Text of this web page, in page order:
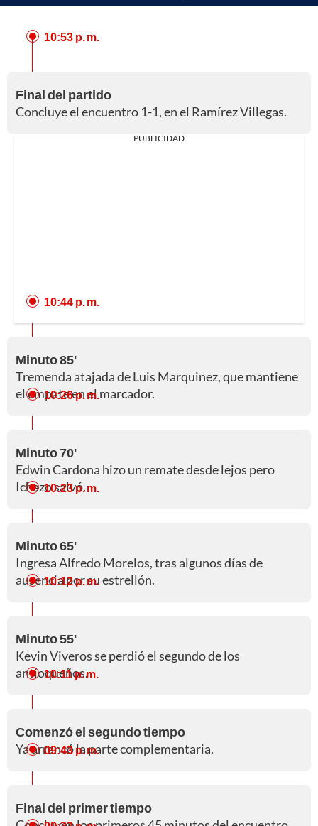
10:53 p. m.
Final del partido
Concluye el encuentro 1-1, en el Ramírez Villegas.
PUBLICIDAD
10:44 p. m.
Minuto 85'
Tremenda atajada de Luis Marquinez, que mantiene
el empate en el marcador.
10:26 p. m.
Minuto 70'
Edwin Cardona hizo un remate desde lejos pero
Ichazo salvó.
10:23 p. m.
Minuto 65'
Ingresa Alfredo Morelos, tras algunos días de
ausencia por su estrellón.
10:12 p. m.
Minuto 55'
Kevin Viveros se perdió el segundo de los
antioqueños.
10:11 p. m.
Comenzó el segundo tiempo
Ya arrancó la parte complementaria.
09:43 p. m.
Final del primer tiempo